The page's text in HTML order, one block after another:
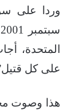
المتحدة،
على كل
هذا وصوت